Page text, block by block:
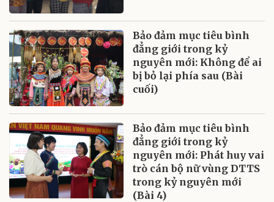
Bảo đảm mục tiêu bình
đẳng giới trong kỷ
nguyên mới: Không để ai
bị bỏ lại phía sau (Bài
cuối)
Bảo đảm mục tiêu bình
đẳng giới trong kỷ
nguyên mới: Phát huy vai
trò cán bộ nữ vùng DTTS
trong kỷ nguyên mới
(Bài 4)